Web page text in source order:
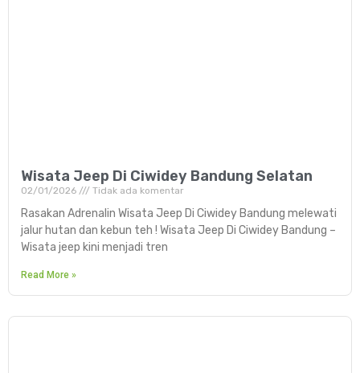
Wisata Jeep Di Ciwidey Bandung Selatan
02/01/2026 Tidak ada komentar
Rasakan Adrenalin Wisata Jeep Di Ciwidey Bandung melewati
jalur hutan dan kebun teh ! Wisata Jeep Di Ciwidey Bandung –
Wisata jeep kini menjadi tren
Read More »